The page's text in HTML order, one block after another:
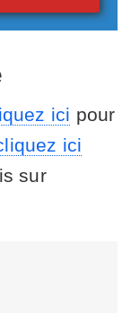
ici pour
ici
sur